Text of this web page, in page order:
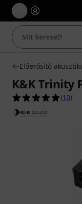
Előerősítő
K&K Trinity
4.9/5
(10)